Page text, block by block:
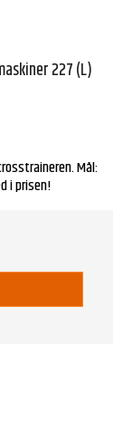
227 (L)
Mål:
i prisen!